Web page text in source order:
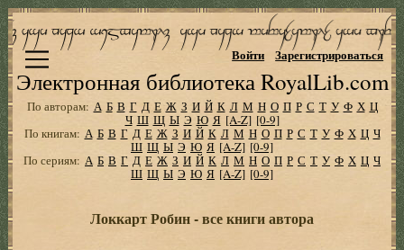
Электронная библиотека RoyalLib.com
Войти Зарегистрироваться
По авторам: А Б В Г Д Е Ж З И Й К Л М Н О П Р С Т У Ф Х Ц
Ч Ш Щ Ы Э Ю Я [A-Z] [0-9]
По книгам: А Б В Г Д Е Ж З И Й К Л М Н О П Р С Т У Ф Х Ц Ч
Ш Щ Ы Э Ю Я [A-Z] [0-9]
По сериям: А Б В Г Д Е Ж З И Й К Л М Н О П Р С Т У Ф Х Ц Ч
Ш Щ Ы Э Ю Я [A-Z] [0-9]
Локкарт Робин - все книги автора